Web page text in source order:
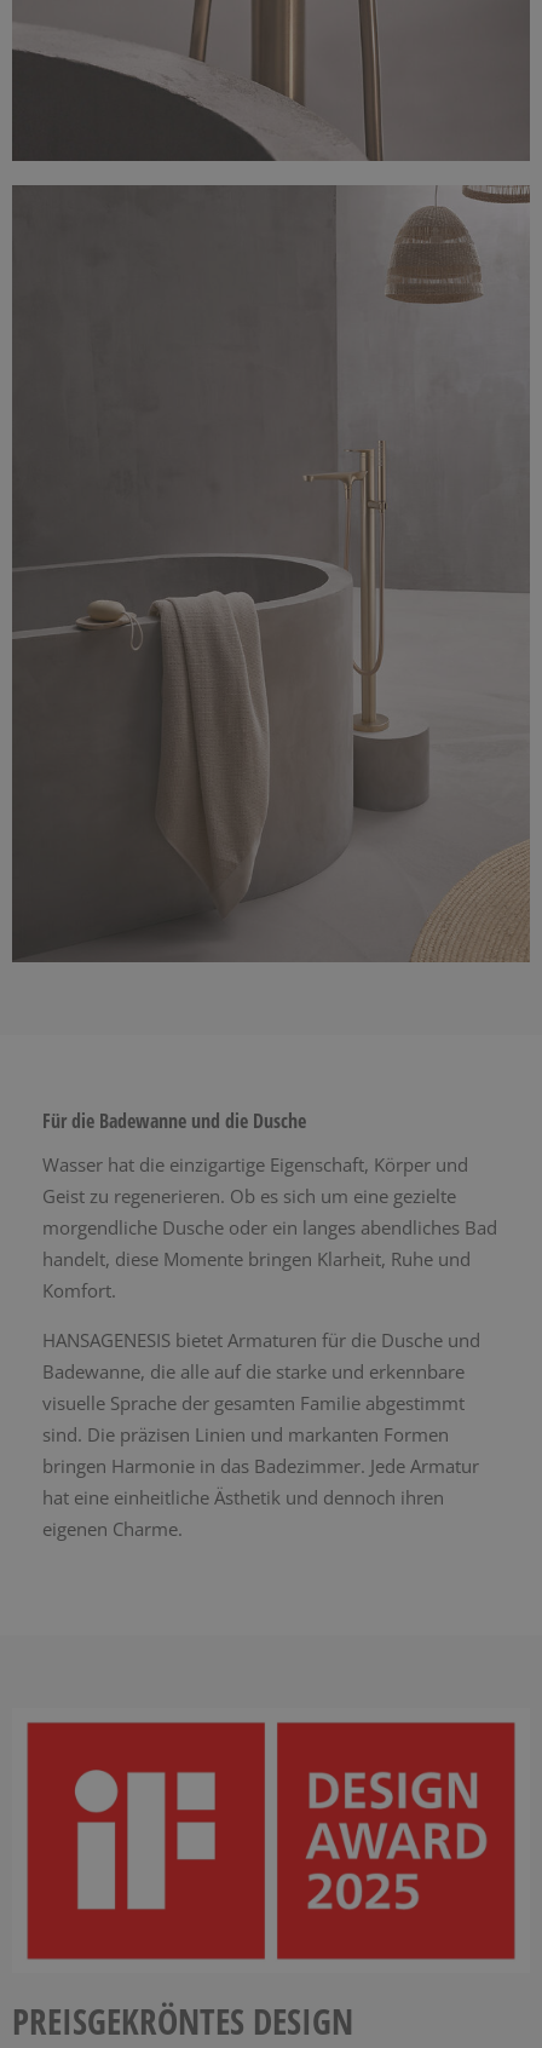
Für die Badewanne und die Dusche
Wasser hat die einzigartige Eigenschaft, Körper und
Geist zu regenerieren. Ob es sich um eine gezielte
morgendliche Dusche oder ein langes abendliches Bad
handelt, diese Momente bringen Klarheit, Ruhe und
Komfort.
HANSAGENESIS bietet Armaturen für die Dusche und
Badewanne, die alle auf die starke und erkennbare
visuelle Sprache der gesamten Familie abgestimmt
sind. Die präzisen Linien und markanten Formen
bringen Harmonie in das Badezimmer. Jede Armatur
hat eine einheitliche Ästhetik und dennoch ihren
eigenen Charme.
PREISGEKRÖNTES DESIGN